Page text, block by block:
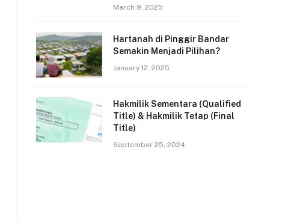
March 9, 2025
Hartanah di Pinggir Bandar
Semakin Menjadi Pilihan?
January 12, 2025
Hakmilik Sementara (Qualified
Title) & Hakmilik Tetap (Final
Title)
September 25, 2024